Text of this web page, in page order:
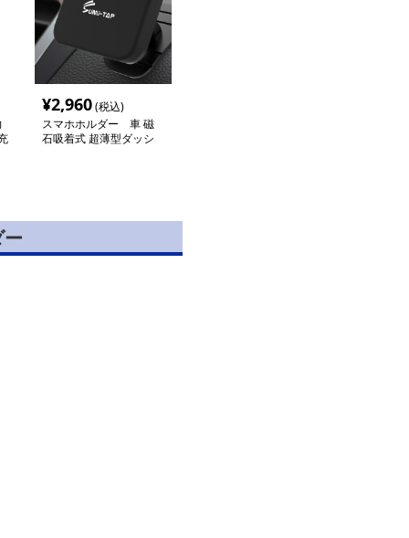
¥2,960(税込)
スマホホルダー 車 磁
石吸着式 超薄型ダッシ